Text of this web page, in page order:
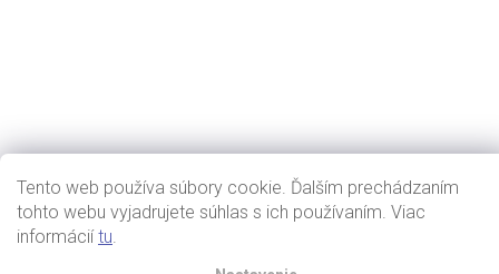
Tento web používa súbory cookie. Ďalším prechádzaním
tohto webu vyjadrujete súhlas s ich používaním. Viac
informáciítu.